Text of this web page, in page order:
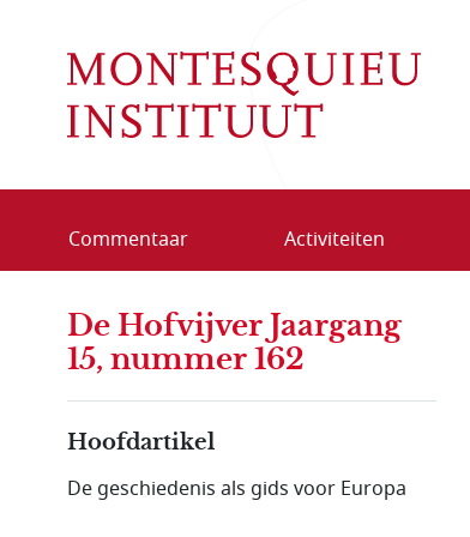
Commentaar Activiteiten
De Hofvijver Jaargang
15, nummer 162
Hoofdartikel
De geschiedenis als gids voor Europa